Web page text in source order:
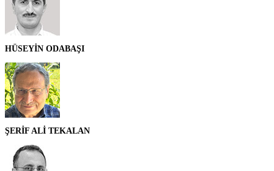
HÜSEYİN ODABAŞI
ŞERİF ALİ TEKALAN